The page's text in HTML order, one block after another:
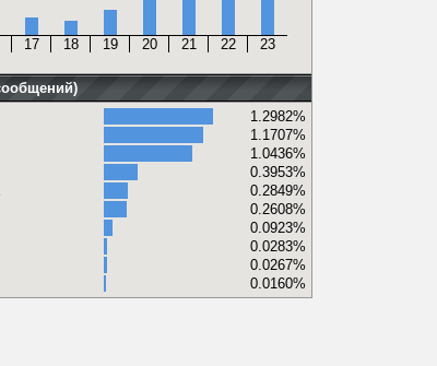
17 18 19 20 21 22
23
1.2982%
1.1707%
1.0436%
0.3953%
0.2849%
0.2608%
0.0923%
0.0283%
0.0267%
0.0160%